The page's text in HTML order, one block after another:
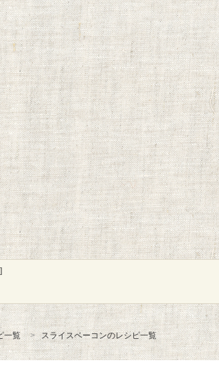
一覧 スライスベーコンのレシピ一覧